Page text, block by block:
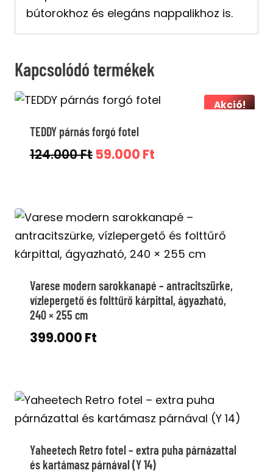
bútorokhoz és elegáns nappalikhoz is.
Kapcsolódó termékek
Akció!
TEDDY párnás forgó fotel
124.000Ft Original
124.000 Ft.
59.000 Ft
59.000 Ft.
Varese modern sarokkanapé – antracitszürke,
vízlepergető és folttűrő kárpittal, ágyazható,
240 × 255 cm
399.000 Ft
Yaheetech Retro fotel – extra puha párnázattal
és kartámasz párnával (Y 14)